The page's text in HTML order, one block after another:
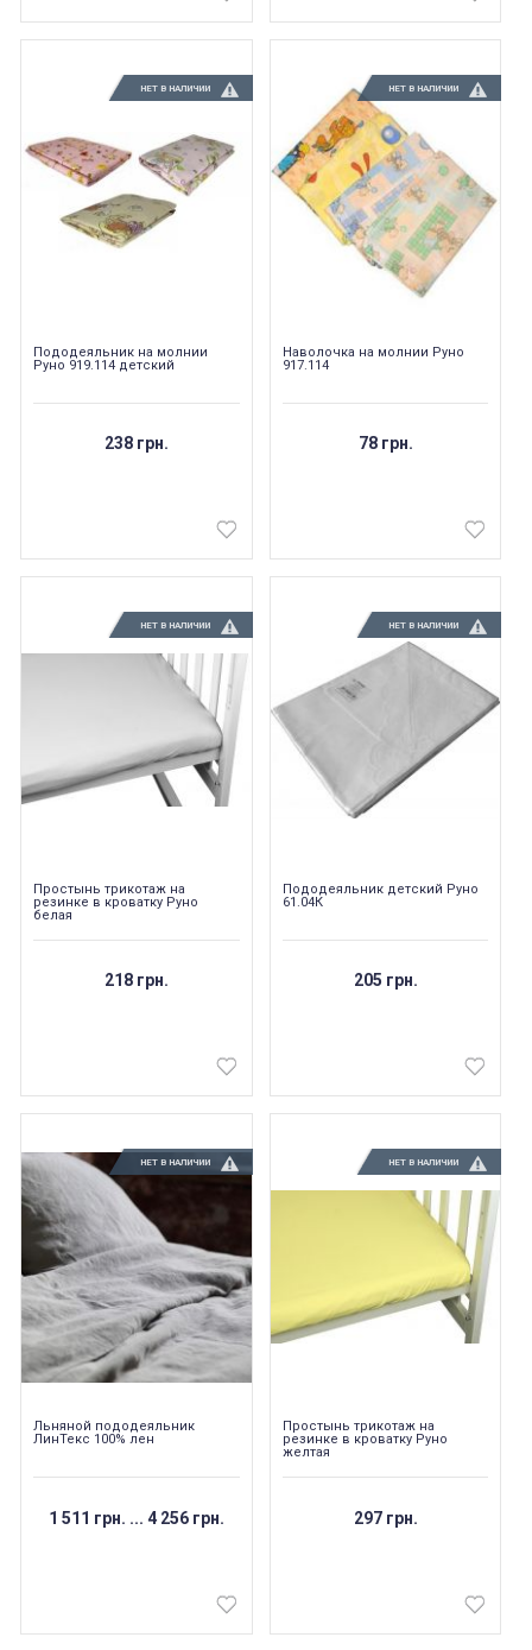
НЕТ В НАЛИЧИИ
Пододеяльник на молнии
Руно 919.114 детский
238 грн.
НЕТ В НАЛИЧИИ
Наволочка на молнии Руно
917.114
78 грн.
НЕТ В НАЛИЧИИ
Простынь трикотаж на
резинке в кроватку Руно
белая
218 грн.
НЕТ В НАЛИЧИИ
Пододеяльник детский Руно
61.04К
205 грн.
НЕТ В НАЛИЧИИ
Льняной пододеяльник
ЛинТекс 100% лен
1 511 грн. ... 4 256 грн.
НЕТ В НАЛИЧИИ
Простынь трикотаж на
резинке в кроватку Руно
желтая
297 грн.